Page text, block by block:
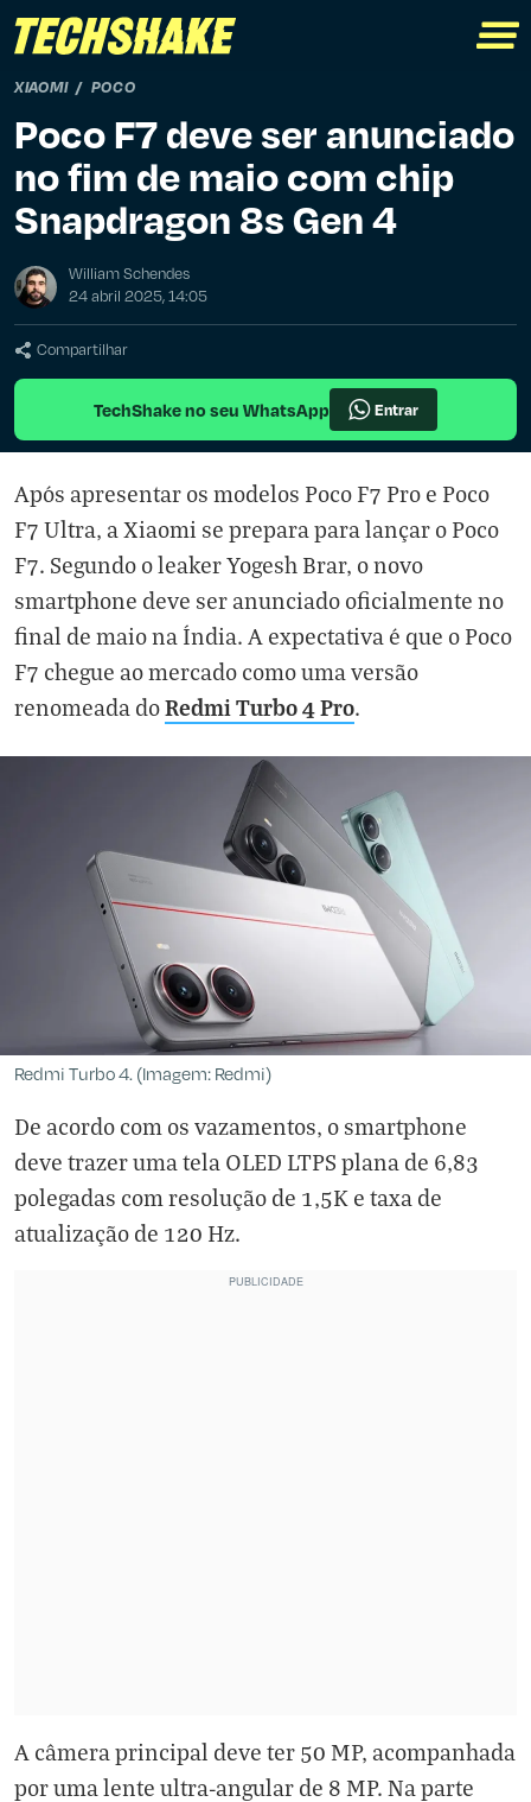
XIAOMI POCO
Poco F7 deve ser anunciado
no fim de maio com chip
Snapdragon 8s Gen 4
William Schendes
24 abril 2025, 14:05
Compartilhar
TechShake no seu WhatsApp Entrar
Após apresentar os modelos Poco F7 Pro e Poco
F7 Ultra, a Xiaomi se prepara para lançar o Poco
F7. Segundo o leaker Yogesh Brar, o novo
smartphone deve ser anunciado oficialmente no
final de maio na Índia. A expectativa é que o Poco
F7 chegue ao mercado como uma versão
renomeada doRedmi Turbo 4 Pro.
Redmi Turbo 4. (Imagem: Redmi)
De acordo com os vazamentos, o smartphone
deve trazer uma tela OLED LTPS plana de 6,83
polegadas com resolução de 1,5K e taxa de
atualização de 120 Hz.
A câmera principal deve ter 50 MP, acompanhada
por uma lente ultra-angular de 8 MP. Na parte